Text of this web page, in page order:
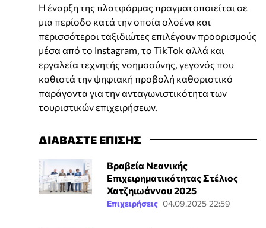
Η έναρξη της πλατφόρμας πραγματοποιείται σε
μια περίοδο κατά την οποία ολοένα και
περισσότεροι ταξιδιώτες επιλέγουν προορισμούς
μέσα από το Instagram, το TikTok αλλά και
εργαλεία τεχνητής νοημοσύνης, γεγονός που
καθιστά την ψηφιακή προβολή καθοριστικό
παράγοντα για την ανταγωνιστικότητα των
τουριστικών επιχειρήσεων.
ΔΙΑΒΑΣΤΕ ΕΠΙΣΗΣ
Βραβεία Νεανικής
Επιχειρηματικότητας Στέλιος
Χατζηιωάννου 2025
Επιχειρήσεις 04.09.2025 22:59